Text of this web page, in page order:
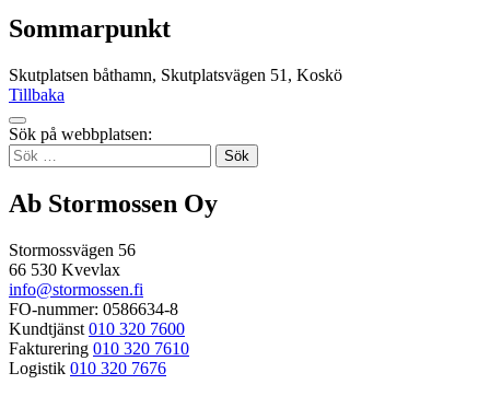
Sommarpunkt
Skutplatsen båthamn, Skutplatsvägen 51, Koskö
Tillbaka
Tillbaka
up
Sök på webbplatsen:
Sök
efter:
Ab Stormossen Oy
Stormossvägen 56
66 530 Kvevlax
info@stormossen.fi
FO-nummer: 0586634-8
Kundtjänst 010 320 7600
Fakturering 010 320 7610
Logistik 010 320 7676